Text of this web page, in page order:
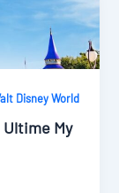
Disney World
Ultime My